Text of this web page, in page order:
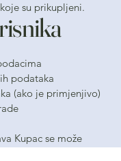
su prikupljeni.
podataka
(ako je primjenjivo)
Kupac se može